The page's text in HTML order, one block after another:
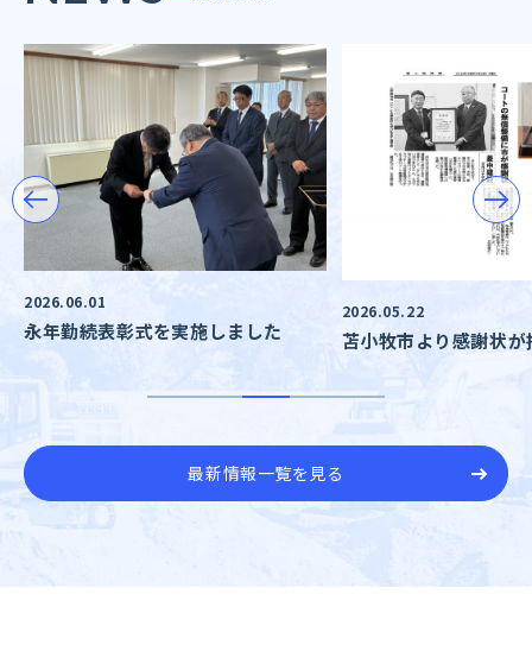
2026.06.01
永年勤続表彰式を実施しました
2026.05.22
苫小牧市より感謝状
最新情報一覧を見る